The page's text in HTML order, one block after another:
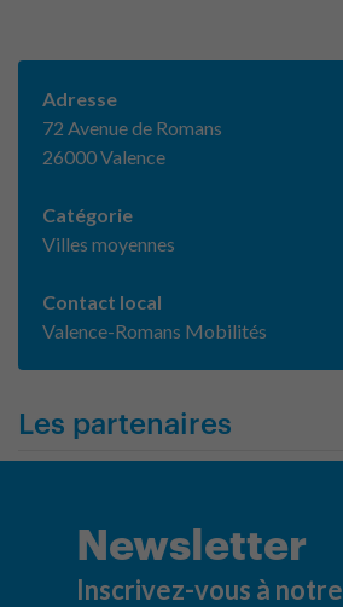
Adresse
72 Avenue de Romans
26000 Valence
Catégorie
Villes moyennes
Contact local
Valence-Romans Mobilités
Les partenaires
Newsletter
Inscrivez-vous à notre